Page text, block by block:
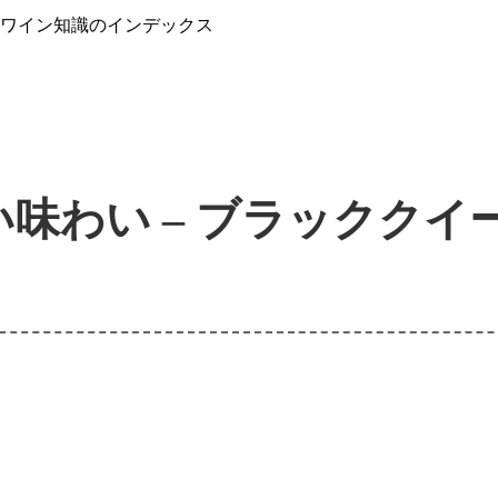
イン知識のインデックス
わい – ブラッククイ